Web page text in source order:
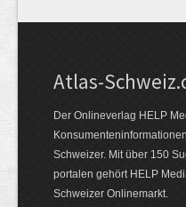
Atlas-
Der Onlineverlag HELP
Schweizer. Mit über 150
portalen gehört HELP
Schweizer Onlinemarkt.